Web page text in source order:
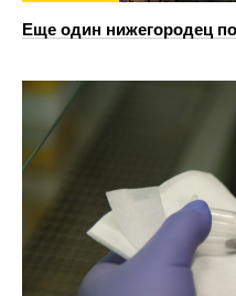
Еще один нижегородец